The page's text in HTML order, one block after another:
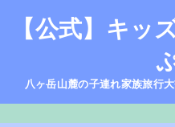
【公式】キッ
八ヶ岳山麓の子連れ家族旅行